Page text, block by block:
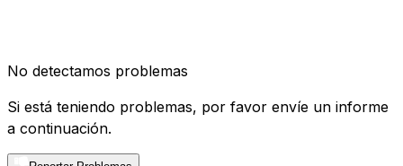
No detectamos problemas
Si está teniendo problemas, por favor envíe un informe
a continuación.